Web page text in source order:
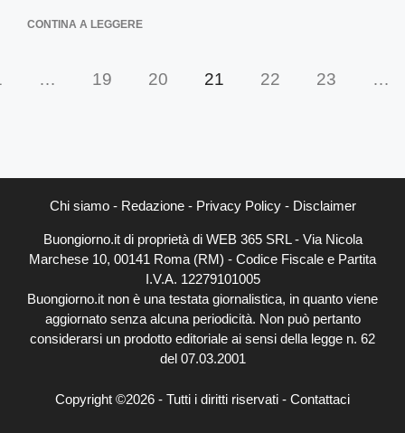
CONTINA A LEGGERE
… 19 20 21 22 23 …
Chi siamo- Redazione- Privacy Policy- Disclaimer
Buongiorno.it di proprietà di WEB 365 SRL - Via Nicola
Marchese 10, 00141 Roma (RM) - Codice Fiscale e Partita
I.V.A. 12279101005
Buongiorno.it non è una testata giornalistica, in quanto viene
aggiornato senza alcuna periodicità. Non può pertanto
considerarsi un prodotto editoriale ai sensi della legge n. 62
del 07.03.2001
Copyright ©2026 - Tutti i diritti riservati - Contattaci